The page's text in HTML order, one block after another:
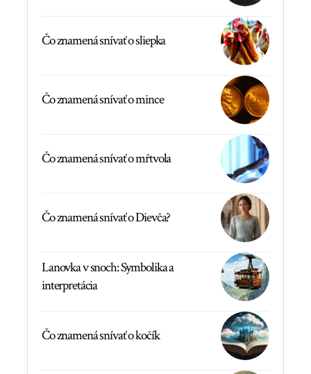
Čo znamená snívať o sliepka
Čo znamená snívať o mince
Čo znamená snívať o mŕtvola
Čo znamená snívať o Dievča?
Lanovka v snoch: Symbolika a
interpretácia
Čo znamená snívať o kočík